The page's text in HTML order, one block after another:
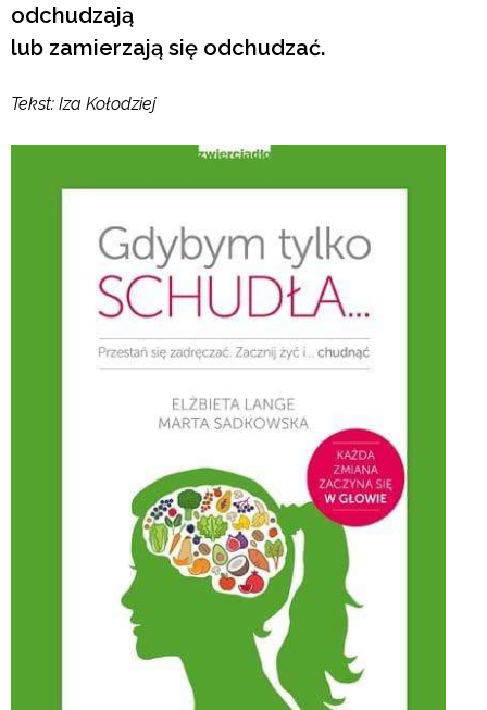
odchudzają
lub zamierzają się odchudzać.
Tekst: Iza Kołodziej